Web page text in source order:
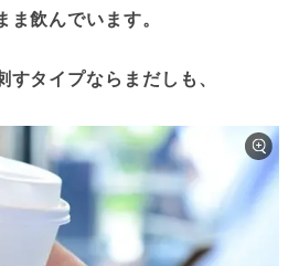
飲んでいます。
タイプならまだしも、